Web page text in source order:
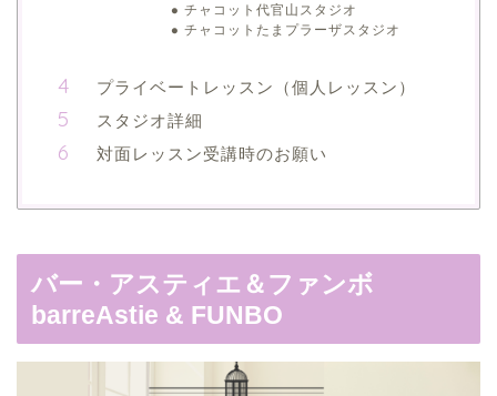
チャコット代官山スタジオ
チャコットたまプラーザスタジオ
プライベートレッスン（個人レッスン）
スタジオ詳細
対面レッスン受講時のお願い
バー・アスティエ＆ファンボ
barreAstie & FUNBO